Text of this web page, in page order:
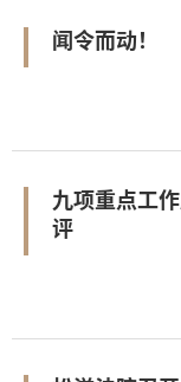
闻令而动！
九项重点工
评